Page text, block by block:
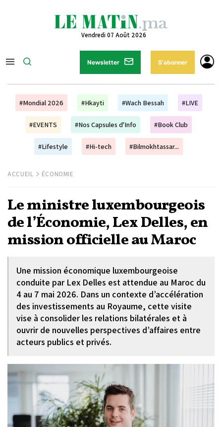
Vendredi 07 Août 2026
Newsletter S'abonner
#Mondial 2026 #Hkayti #Wach Bessah #LIVE
#EVENTS #Nos Capsules d'Info #Book Club
#Lifestyle #Hi-tech #Bilmokhtassar...
ACCUEIL ÉCONOMIE
Le ministre luxembourgeois
de l’Économie, Lex Delles, en
mission officielle au Maroc
Une mission économique luxembourgeoise
conduite par Lex Delles est attendue au Maroc du
4 au 7 mai 2026. Dans un contexte d’accélération
des investissements au Royaume, cette visite
vise à consolider les relations bilatérales et à
ouvrir de nouvelles perspectives d’affaires entre
acteurs publics et privés.